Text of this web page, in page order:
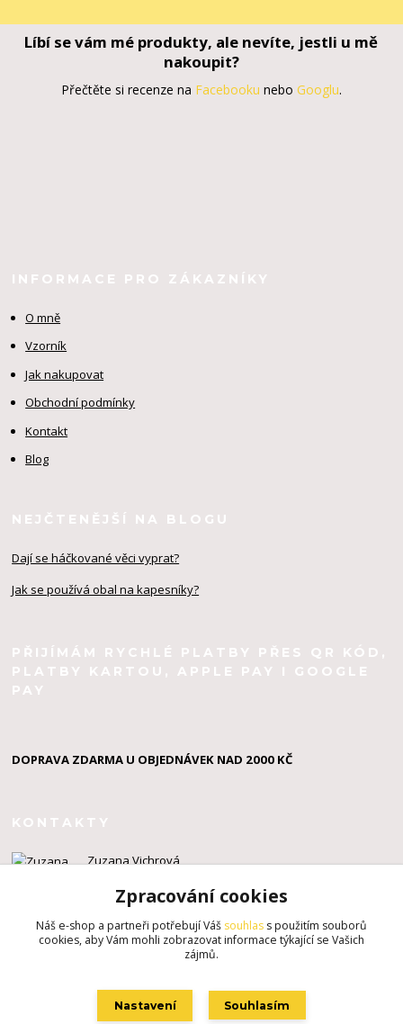
Líbí se vám mé produkty, ale nevíte, jestli u mě
nakoupit?
Přečtěte si recenze na Facebooku nebo Googlu.
INFORMACE PRO ZÁKAZNÍKY
O mně
Vzorník
Jak nakupovat
Obchodní podmínky
Kontakt
Blog
NEJČTENĚJŠÍ NA BLOGU
Dají se háčkované věci vyprat?
Jak se používá obal na kapesníky?
PŘIJÍMÁM RYCHLÉ PLATBY PŘES QR KÓD,
PLATBY KARTOU, APPLE PAY I GOOGLE
PAY
DOPRAVA ZDARMA U OBJEDNÁVEK NAD 2000 KČ
KONTAKTY
Zuzana Vichrová
info@zuzahackuje.cz
Zpracování cookies
Náš e-shop a partneři potřebují Váš souhlas s použitím souborů
cookies, aby Vám mohli zobrazovat informace týkající se Vašich
zájmů.
Nastavení Souhlasím